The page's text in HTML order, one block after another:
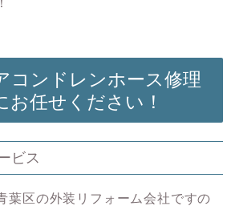
コンドレンホース修理
お任せください！
ビス
葉区の外装リフォーム会社ですの